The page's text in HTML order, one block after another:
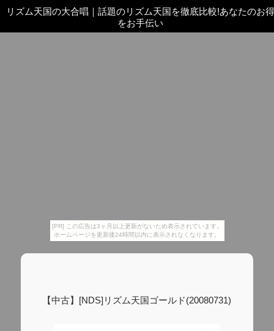
[PR] この広告は3ヶ月以上更新がないため表示されています。
ホームページを更新後24時間以内に表示されなくなります。
リズム天国の大合唱 ｜ 話題のリズム天国を徹底比較!あなたのお得
をお手伝い
【中古】[NDS]リズム天国ゴールド(20080731)